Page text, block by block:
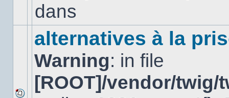
dansdans
alternatives à la
Warning: in file
[ROOT]/vendor/